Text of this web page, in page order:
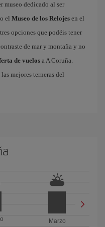
museo dedicado al ser
el Museo de los Relojes en el
opciones que podéis tener
de mar y montaña y no
de vuelosa A Coruña.
mejores terneras del
Marzo